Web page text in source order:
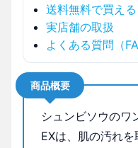
送料無料で買える
実店舗の取扱
よくある質問（
商品概要
シュンビソウのワ
EXは、肌の汚れ